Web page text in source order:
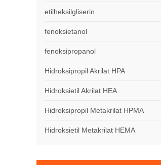
etilheksilgliserin
fenoksietanol
fenoksipropanol
Hidroksipropil Akrilat HPA
Hidroksietil Akrilat HEA
Hidroksipropil Metakrilat HPMA
Hidroksietil Metakrilat HEMA